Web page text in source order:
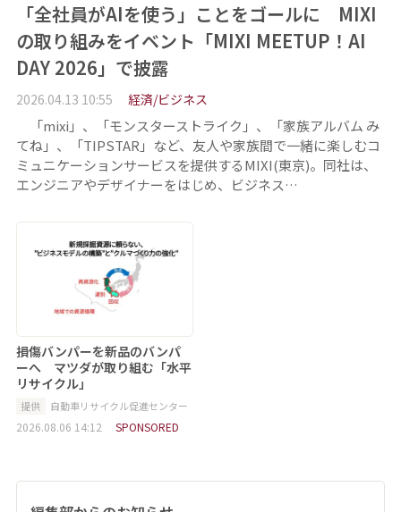
「全社員がAIを使う」ことをゴールに MIXI
の取り組みをイベント「MIXI MEETUP！AI
DAY 2026」で披露
2026.04.13 10:55 経済/ビジネス
「mixi」、「モンスターストライク」、「家族アルバム み
てね」、「TIPSTAR」など、友人や家族間で⼀緒に楽しむコ
ミュニケーションサービスを提供するMIXI(東京)。同社は、
エンジニアやデザイナーをはじめ、ビジネス…
損傷バンパーを新品のバンパ
ーへ マツダが取り組む「水平
リサイクル」
提供 自動車リサイクル促進センター
2026.08.06 14:12 SPONSORED